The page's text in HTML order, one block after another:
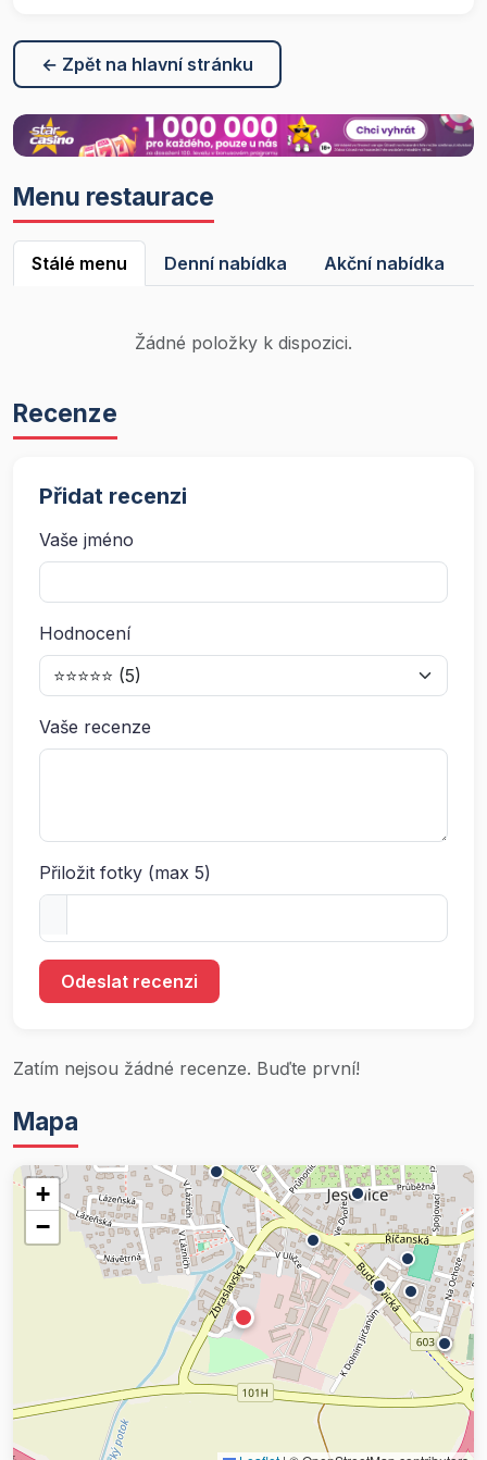
← Zpět na hlavní stránku
Menu restaurace
Stálé menu Denní nabídka Akční nabídka
Žádné položky k dispozici.
Recenze
Přidat recenzi
Vaše jméno
Hodnocení
Vaše recenze
Přiložit fotky (max 5)
Odeslat recenzi
Zatím nejsou žádné recenze. Buďte první!
Mapa
+
−